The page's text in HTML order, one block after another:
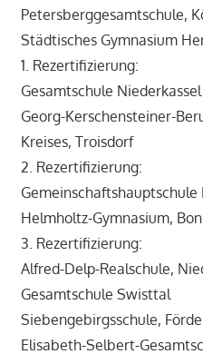
Petersberggesamtschule,
Städtisches Gymnasium
1. Rezertifizierung:
Gesamtschule Niederkassel
Georg-Kerschensteiner-
Kreises, Troisdorf
2. Rezertifizierung:
Helmholtz-Gymnasium,
3. Rezertifizierung:
Alfred-Delp-Realschule,
Gesamtschule Swisttal
Siebengebirgsschule,
Elisabeth-Selbert-